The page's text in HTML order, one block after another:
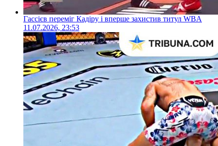
Гассієв переміг Кадіру і вперше захистив титул WBA
11.07.2026, 23:53